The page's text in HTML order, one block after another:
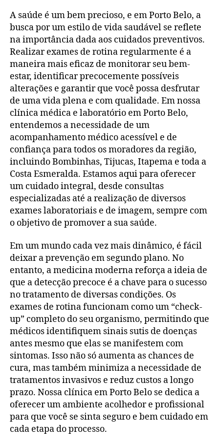
A saúde é um bem precioso, e em Porto Belo, a
busca por um estilo de vida saudável se reflete
na importância dada aos cuidados preventivos.
Realizar exames de rotina regularmente é a
maneira mais eficaz de monitorar seu bem-
estar, identificar precocemente possíveis
alterações e garantir que você possa desfrutar
de uma vida plena e com qualidade. Em nossa
clínica médica e laboratório em Porto Belo,
entendemos a necessidade de um
acompanhamento médico acessível e de
confiança para todos os moradores da região,
incluindo Bombinhas, Tijucas, Itapema e toda a
Costa Esmeralda. Estamos aqui para oferecer
um cuidado integral, desde consultas
especializadas até a realização de diversos
exames laboratoriais e de imagem, sempre com
o objetivo de promover a sua saúde.
Em um mundo cada vez mais dinâmico, é fácil
deixar a prevenção em segundo plano. No
entanto, a medicina moderna reforça a ideia de
que a detecção precoce é a chave para o sucesso
no tratamento de diversas condições. Os
exames de rotina funcionam como um “check-
up” completo do seu organismo, permitindo que
médicos identifiquem sinais sutis de doenças
antes mesmo que elas se manifestem com
sintomas. Isso não só aumenta as chances de
cura, mas também minimiza a necessidade de
tratamentos invasivos e reduz custos a longo
prazo. Nossa clínica em Porto Belo se dedica a
oferecer um ambiente acolhedor e profissional
para que você se sinta seguro e bem cuidado em
cada etapa do processo.